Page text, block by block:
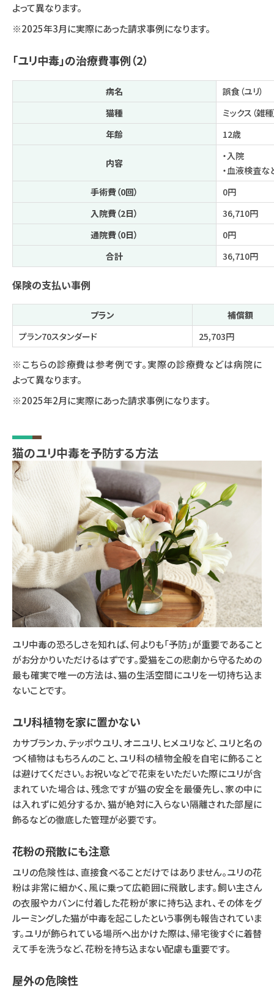
よって異なります。
※2025年3月に実際にあった請求事例になります。
「ユリ中毒」の治療費事例（2）
病名
誤食（ユリ）
猫種
ミックス（雑種
年齢
12歳
内容
・入院
・血液検査な
手術費（0回）
0円
入院費（2日）
36,710円
通院費（0日）
0円
合計
36,710円
保険の支払い事例
プラン
補償額
プラン70スタンダード
25,703円
※こちらの診療費は参考例です。実際の診療費などは病院に
よって異なります。
※2025年2月に実際にあった請求事例になります。
猫のユリ中毒を予防する方法
ユリ中毒の恐ろしさを知れば、何よりも「予防」が重要であること
がお分かりいただけるはずです。愛猫をこの悲劇から守るための
最も確実で唯一の方法は、猫の生活空間にユリを一切持ち込ま
ないことです。
ユリ科植物を家に置かない
カサブランカ、テッポウユリ、オニユリ、ヒメユリなど、ユリと名の
つく植物はもちろんのこと、ユリ科の植物全般を自宅に飾ること
は避けてください。お祝いなどで花束をいただいた際にユリが含
まれていた場合は、残念ですが猫の安全を最優先し、家の中に
は入れずに処分するか、猫が絶対に入らない隔離された部屋に
飾るなどの徹底した管理が必要です。
花粉の飛散にも注意
ユリの危険性は、直接食べることだけではありません。ユリの花
粉は非常に細かく、風に乗って広範囲に飛散します。飼い主さん
の衣服やカバンに付着した花粉が家に持ち込まれ、その体をグ
ルーミングした猫が中毒を起こしたという事例も報告されていま
す。ユリが飾られている場所へ出かけた際は、帰宅後すぐに着替
えて手を洗うなど、花粉を持ち込まない配慮も重要です。
屋外の危険性